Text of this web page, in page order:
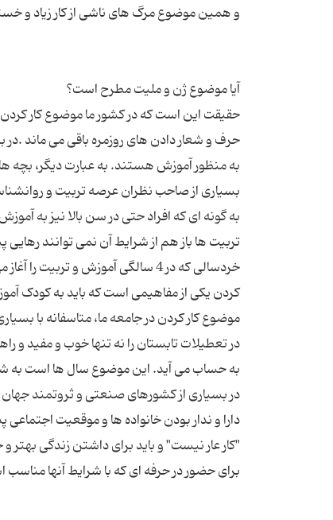
حقیقت این است که در کشور ما موضوع کار
به منظور آموزش هستند. به عبارت دیگر، بچه
به گونه ای که افراد حتی در سن بالا نیز به
خردسالی که در 4 سالگی آموزش و
کردن یکی از مفاهیمی است که باید به کودک
موضوع کار کردن در جامعه ما، متاسفانه با
در تعطیلات تابستان را نه تنها خوب و مفید و
در بسیاری از کشورهای صنعتی و ثروتمند
دارا و ندار بودن خانواده ها و موقعیت
"کار عار نیست" و باید برای داشتن زندگی بهتر